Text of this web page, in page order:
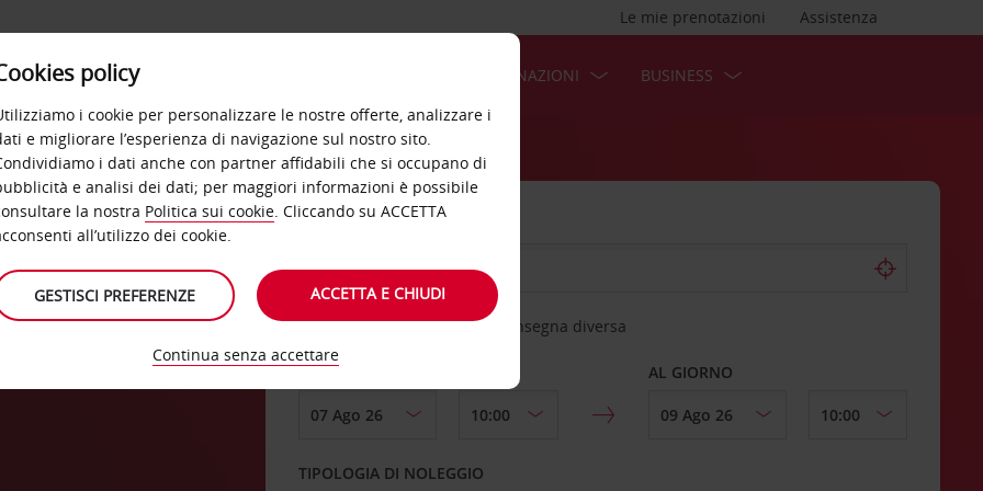
Assistenza
Le mie prenotazioni
OFFERTE DESTINAZIONI BUSINESS
Scegli una località di riconsegna diversa
DAL GIORNO AL GIORNO
TIPOLOGIA DI NOLEGGIO
policy
i cookie per personalizzare le nostre offerte, analizzare i
e migliorare l’esperienza di navigazione sul nostro sito.
i dati anche con partner affidabili che si occupano di
e analisi dei dati; per maggiori informazioni è possibile
la nostra Politica sui cookie. Cliccando su ACCETTA
all’utilizzo dei cookie.
GESTISCI PREFERENZE ACCETTA E CHIUDI
Continua senza accettare